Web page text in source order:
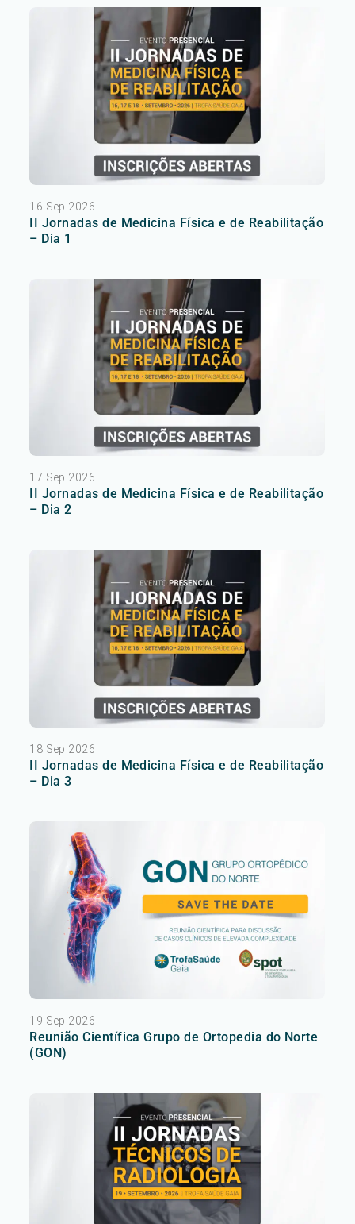
16 Sep 2026
II Jornadas de Medicina Física e de Reabilitação
– Dia 1
17 Sep 2026
II Jornadas de Medicina Física e de Reabilitação
– Dia 2
18 Sep 2026
II Jornadas de Medicina Física e de Reabilitação
– Dia 3
19 Sep 2026
Reunião Científica Grupo de Ortopedia do Norte
(GON)